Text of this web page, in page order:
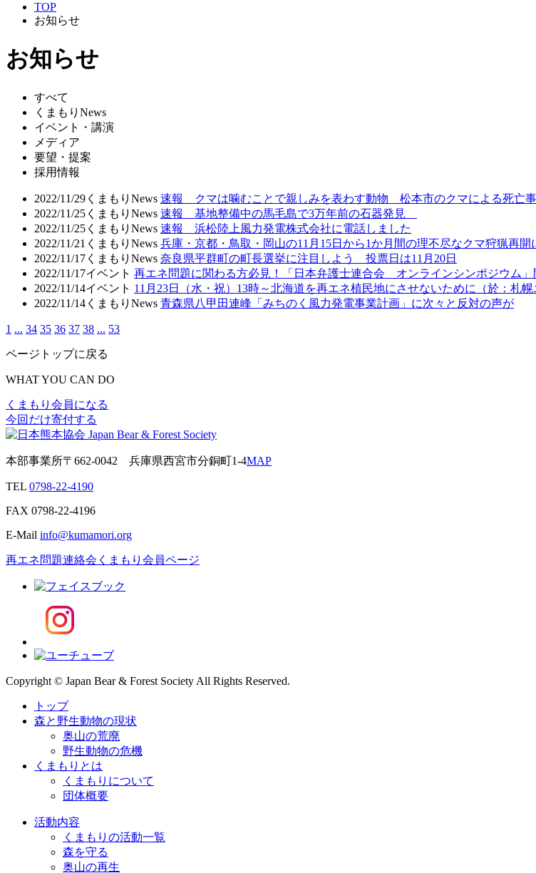
TOP
お知らせ
お知らせ
すべて
くまもりNews
イベント・講演
メディア
要望・提案
採用情報
2022/11/29 くまもりNews 速報 クマは噛むことで親しみを表わす動物 松本市のクマによる死亡
2022/11/25 くまもりNews 速報 基地整備中の馬毛島で3万年前の石器発見
2022/11/25 くまもりNews 速報 浜松陸上風力発電株式会社に電話しました
2022/11/21 くまもりNews 兵庫・京都・鳥取・岡山の11月15日から1か月間の理不尽なクマ狩猟再開
2022/11/17 くまもりNews 奈良県平群町の町長選挙に注目しよう 投票日は11月20日
2022/11/17イベント 再エネ問題に関わる方必見！「日本弁護士連合会 オンラインシンポジウム」
2022/11/14イベント 11月23日（水・祝）13時～北海道を再エネ植民地にさせないために（於：札幌
2022/11/14 くまもりNews 青森県八甲田連峰「みちのく風力発電事業計画」に次々と反対の声が
1 ... 34 35 36 37 38 ... 53
ページトップに戻る
WHAT YOU CAN DO
くまもり会員になる
今回だけ寄付する
本部事業所〒662-0042 兵庫県西宮市分銅町1-4MAP
TEL 0798-22-4190
FAX 0798-22-4196
E-Mail info@kumamori.org
再エネ問題連絡会 くまもり会員ページ
Copyright © Japan Bear & Forest Society All Rights Reserved.
トップ
森と野生動物の現状
奥山の荒廃
野生動物の危機
くまもりとは
くまもりについて
団体概要
活動内容
くまもりの活動一覧
森を守る
奥山の再生